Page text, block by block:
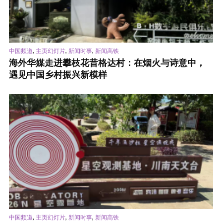
中国频道, 主页幻灯片, 新闻时事, 新闻高铁
海外华媒走进攀枝花昔格达村：在烟火与诗意中，
遇见中国乡村振兴新模样
中国频道, 主页幻灯片, 新闻时事, 新闻高铁